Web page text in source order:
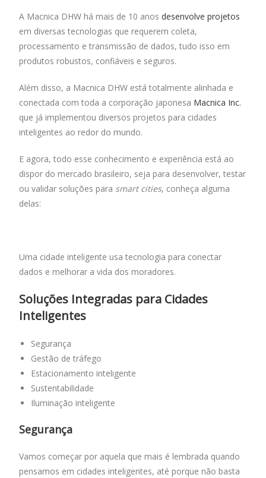
A Macnica DHW há mais de 10 anosdesenvolve projetos
em diversas tecnologias que requerem coleta,
processamento e transmissão de dados, tudo isso em
produtos robustos, confiáveis e seguros.
Além disso, a Macnica DHW está totalmente alinhada e
conectada com toda a corporação japonesa Macnica Inc.
que já implementou diversos projetos para cidades
inteligentes ao redor do mundo.
E agora, todo esse conhecimento e experiência está ao
dispor do mercado brasileiro, seja para desenvolver, testar
ou validar soluções para smart cities, conheça alguma
delas:
Uma cidade inteligente usa tecnologia para conectar
dados e melhorar a vida dos moradores.
Soluções Integradas para Cidades
Inteligentes
Segurança
Gestão de tráfego
Estacionamento inteligente
Sustentabilidade
Iluminação inteligente
Segurança
Vamos começar por aquela que mais é lembrada quando
pensamos em cidades inteligentes, até porque não basta